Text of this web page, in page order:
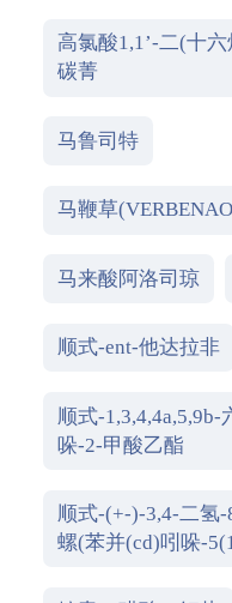
高氯酸1,1’-二(十
碳菁
马鲁司特
马鞭草
马来酸阿洛司琼
顺式-ent-他达拉非
顺式-
哚-2-甲酸乙酯
顺式-(+-)-3,4-二氢
螺(苯并(cd)吲哚-